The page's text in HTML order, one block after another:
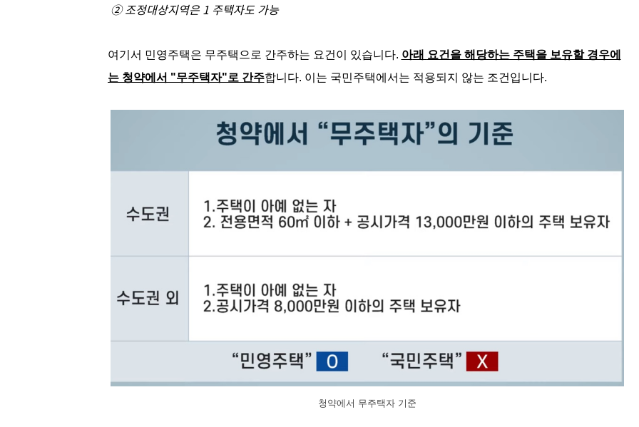
② 조정대상지역은 1 주택자도 가능
여기서 민영주택은 무주택으로 간주하는 요건이 있습니다. 아래 요건을 해당하는 주택을 보유할 경우에
는 청약에서 "무주택자"로 간주합니다. 이는 국민주택에서는 적용되지 않는 조건입니다.
청약에서 무주택자 기준